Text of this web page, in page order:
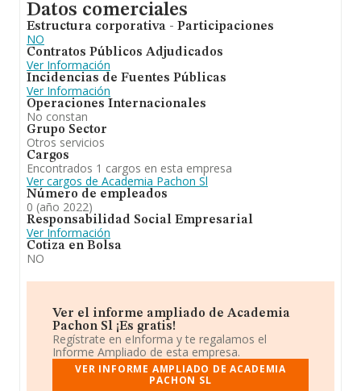
Datos comerciales
Estructura corporativa - Participaciones
NO
Contratos Públicos Adjudicados
Ver Información
Incidencias de Fuentes Públicas
Ver Información
Operaciones Internacionales
No constan
Grupo Sector
Otros servicios
Cargos
Encontrados 1 cargos en esta empresa
Ver cargos de Academia Pachon Sl
Número de empleados
0 (año 2022)
Responsabilidad Social Empresarial
Ver Información
Cotiza en Bolsa
NO
Ver el informe ampliado de Academia
Pachon Sl ¡Es gratis!
Regístrate en eInforma y te regalamos el
Informe Ampliado de esta empresa.
VER INFORME AMPLIADO DE ACADEMIA
PACHON SL